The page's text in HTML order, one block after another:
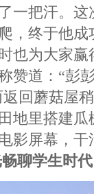
一把汗。
，终于他
也为大家
赞道：“彭
回蘑菇屋
地里搭建
影屏幕，
聊学生时代